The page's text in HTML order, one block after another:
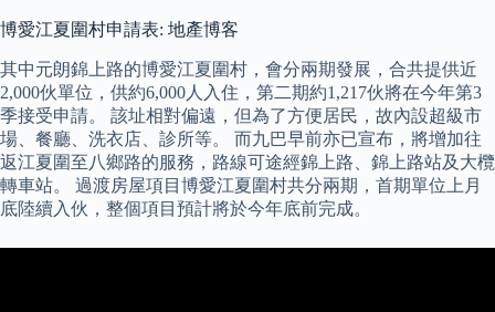
博愛江夏圍村申請表: 地產博客
其中元朗錦上路的博愛江夏圍村，會分兩期發展，合共提供近
2,000伙單位，供約6,000人入住，第二期約1,217伙將在今年第3
季接受申請。 該址相對偏遠，但為了方便居民，故內設超級市
場、餐廳、洗衣店、診所等。 而九巴早前亦已宣布，將增加往
返江夏圍至八鄉路的服務，路線可途經錦上路、錦上路站及大欖
轉車站。 過渡房屋項目博愛江夏圍村共分兩期，首期單位上月
底陸續入伙，整個項目預計將於今年底前完成。